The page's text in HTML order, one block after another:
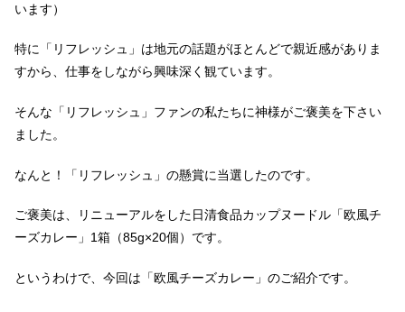
います）
特に「リフレッシュ」は地元の話題がほとんどで親近感がありま
すから、仕事をしながら興味深く観ています。
そんな「リフレッシュ」ファンの私たちに神様がご褒美を下さい
ました。
なんと！「リフレッシュ」の懸賞に当選したのです。
ご褒美は、リニューアルをした日清食品カップヌードル「欧風チ
ーズカレー」1箱（85g×20個）です。
というわけで、今回は「欧風チーズカレー」のご紹介です。